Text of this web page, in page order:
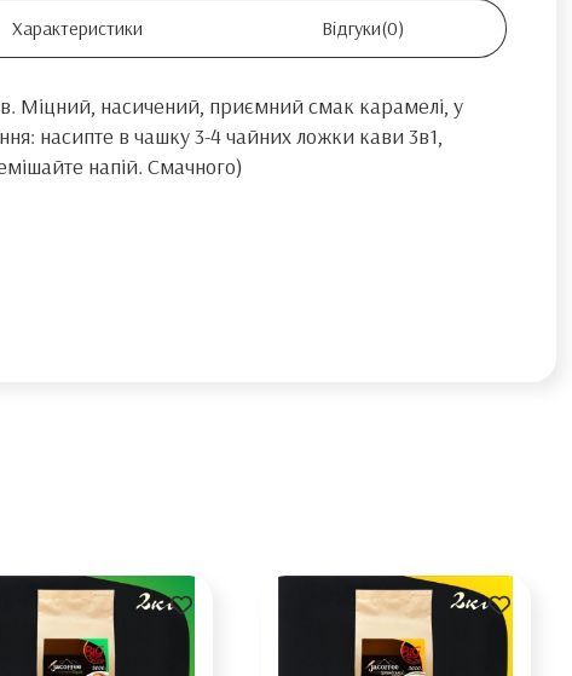
Характеристики Відгуки(0)
Міцний, насичений, приємний смак карамелі, у
насипте в чашку 3-4 чайних ложки кави 3в1,
напій. Смачного)